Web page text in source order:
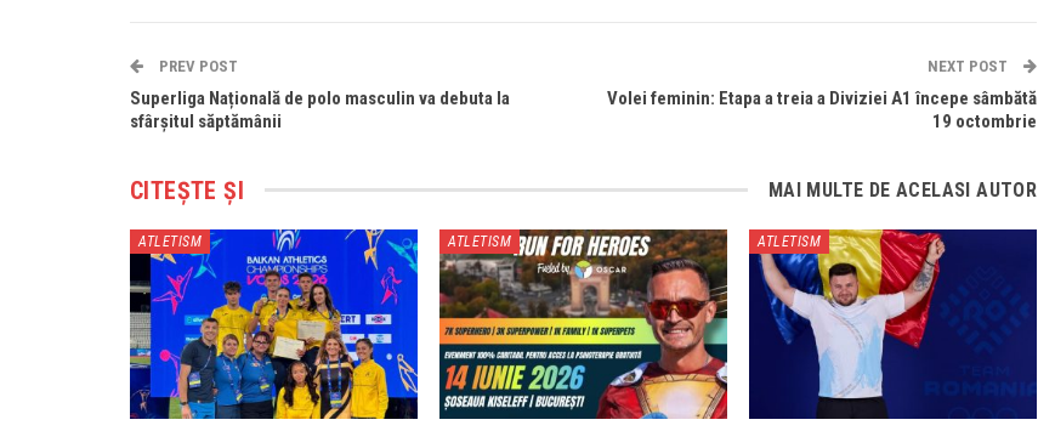
PREV POST
Superliga Națională de polo masculin va debuta la
sfârșitul săptămânii
NEXT POST
Volei feminin: Etapa a treia a Diviziei A1 începe sâmbătă
19 octombrie
CITEȘTE ȘI MAI MULTE DE ACELASI AUTOR
ATLETISM ATLETISM ATLETISM